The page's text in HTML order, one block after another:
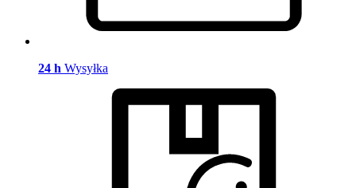
24 h Wysyłka